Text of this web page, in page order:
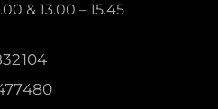
& 13.00 – 15.45